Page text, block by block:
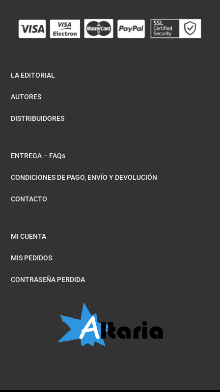
LA EDITORIAL
AUTORES
DISTRIBUIDORES
ENTREGA – FAQs
CONDICIONES DE PAGO, ENVÍO Y DEVOLUCIÓN
CONTACTO
MI CUENTA
MIS PEDIDOS
CONTRASEÑA PERDIDA